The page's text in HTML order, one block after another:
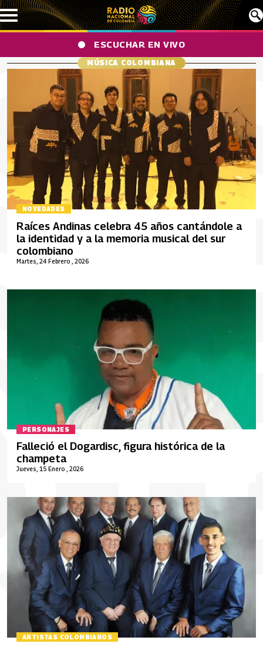
Pasar al contenido principal
ESCUCHAR EN VIVO
MÚSICA COLOMBIANA
NOVEDADES
Martes, 24 Febrero , 2026
Raíces Andinas celebra 45 años cantándole a
la identidad y a la memoria musical del sur
colombiano
PERSONAJES
Jueves, 15 Enero , 2026
Falleció el Dogardisc, figura histórica de la
champeta
ARTISTAS COLOMBIANOS